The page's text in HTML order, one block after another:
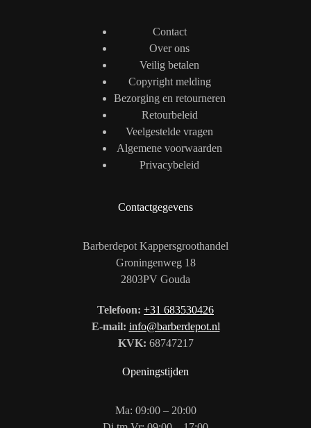
Contact
Over ons
Veilig betalen
Copyright melding
Bezorging en retourneren
Retourbeleid
Veelgestelde vragen
Algemene voorwaarden
Privacybeleid
Contactgegevens
Barberdepot Kappersgroothandel
Groningenweg 18
2803PV Gouda
Telefoon: +31 683530426
E-mail: info@barberdepot.nl
KVK: 68747217
Openingstijden
Ma: 09:00 – 20:00